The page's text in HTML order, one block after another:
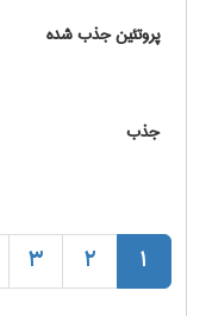
پروتئین جذب شده
جذب
1
2
3